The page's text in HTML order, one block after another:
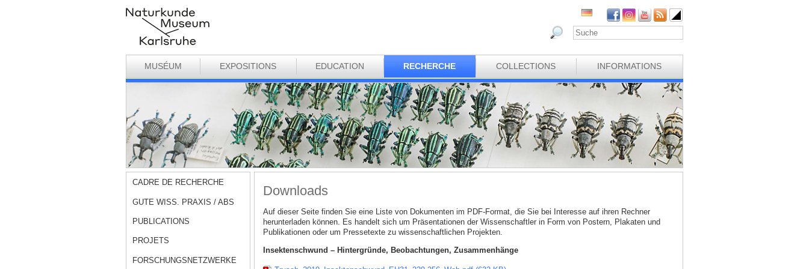
MUSÉUM EXPOSITIONS EDUCATION RECHERCHE COLLECTIONS INFORMATIONS
CADRE DE RECHERCHE
GUTE WISS. PRAXIS / ABS
PUBLICATIONS
PROJETS
FORSCHUNGSNETZWERKE
Downloads
Auf dieser Seite finden Sie eine Liste von Dokumenten im PDF-Format, die Sie bei Interesse auf ihren Rechner
herunterladen können. Es handelt sich um Präsentationen der Wissenschaftler in Form von Postern, Plakaten und
Publikationen oder um Pressetexte zu wissenschaftlichen Projekten.
Insektenschwund – Hintergründe, Beobachtungen, Zusammenhänge